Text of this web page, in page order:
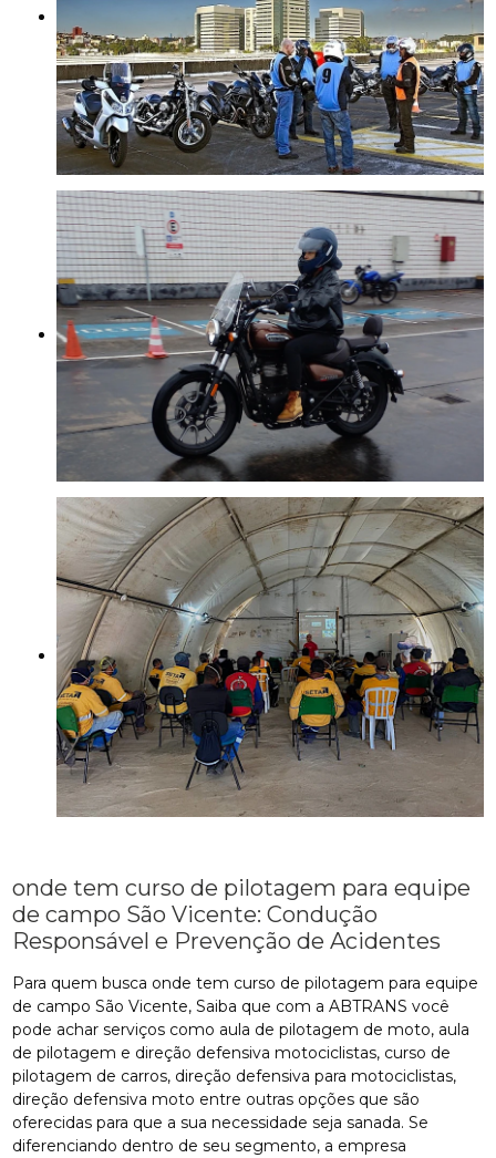
onde tem curso de pilotagem para equipe
de campo São Vicente: Condução
Responsável e Prevenção de Acidentes
Para quem busca onde tem curso de pilotagem para equipe
de campo São Vicente, Saiba que com a ABTRANS você
pode achar serviços como aula de pilotagem de moto, aula
de pilotagem e direção defensiva motociclistas, curso de
pilotagem de carros, direção defensiva para motociclistas,
direção defensiva moto entre outras opções que são
oferecidas para que a sua necessidade seja sanada. Se
diferenciando dentro de seu segmento, a empresa